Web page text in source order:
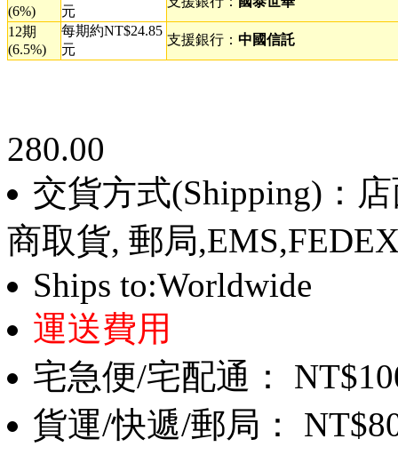
(6%)
元
12期
(6.5%)
每期約NT$24.85
元
支援銀行： 中國信託
280.00
交貨方式(Shipping)：
商取貨, 郵局
Ships to:Worldwide
運送費用
宅急便/宅配通：
貨運/快遞/郵局：